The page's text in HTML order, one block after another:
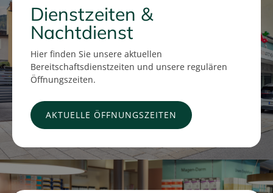
Dienstzeiten &
Nachtdienst
Hier finden Sie unsere aktuellen
Bereitschaftsdienstzeiten und unsere regulären
Öffnungszeiten.
AKTUELLE ÖFFNUNGSZEITEN